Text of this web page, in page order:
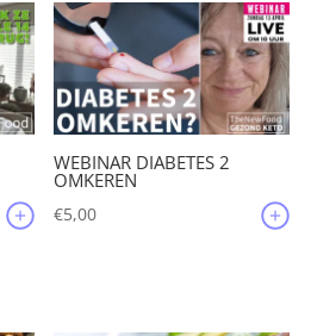
€209,85.€199,50.
WEBINAR DIABETES 2
OMKEREN
€5,00